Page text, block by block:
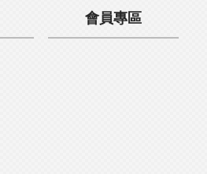
會員專區